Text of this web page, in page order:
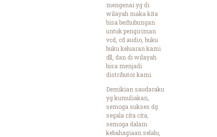
mengenai yg di
wilayah maka kita
bisa berhubungan
untuk pengiriman
vcd, cd audio, buku
buku keluaran kami
dll, dan di wilayah
bisa menjadi
distributor kami.
Demikian saudaraku
yg kumuliakan,
semoga sukses dg
segala cita cita,
semoga dalam
kebahagiaan selalu,